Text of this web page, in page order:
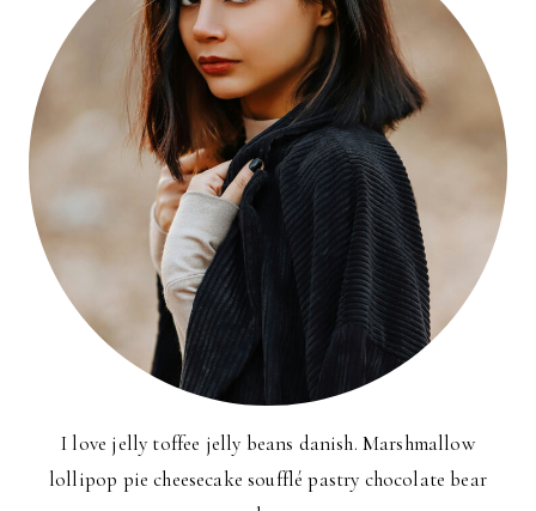
I love jelly toffee jelly beans danish. Marshmallow
lollipop pie cheesecake soufflé pastry chocolate bear